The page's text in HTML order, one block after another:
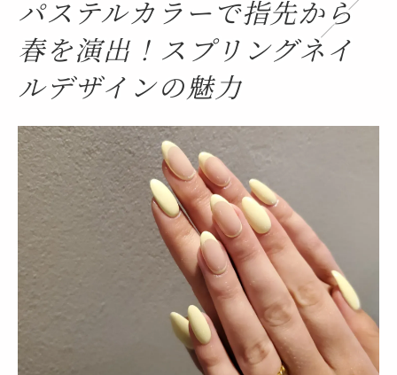
さをプラス
パステルカラーのネイルで気分を明るく
季節に合わせたパステルネイルのアレンジ
花柄ネイルで春らしさをプラス！最新デザイン
のご紹介
花柄ネイルのデザインアイデア集
フラワーモチーフで指先に春を
初心者でも簡単にできる花柄ネイル
季節に合わせた花柄の選び方
パステルフラワーネイルで柔らかい印象に
花柄とクリスタルの組み合わせで豪華に
パステルカラーで指先から
春を演出！スプリングネイ
ルデザインの魅力